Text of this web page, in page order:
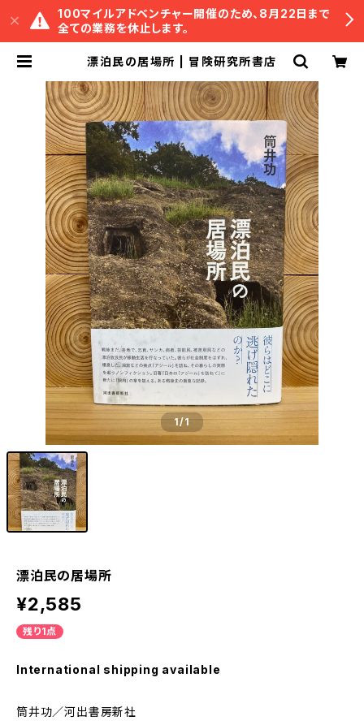
100マイルアドベンチャー開催のため、8月22日まで
全ての業務を休止します。
漂泊民の居場所 | 冒険研究所書店
1/1
漂泊民の居場所
¥2,585
残り1点
International shipping available
筒井功／河出書房新社